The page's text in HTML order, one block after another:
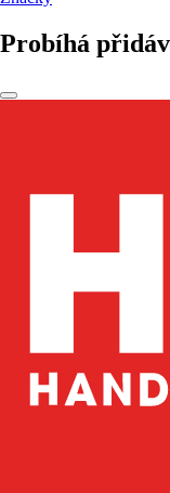
Probíhá